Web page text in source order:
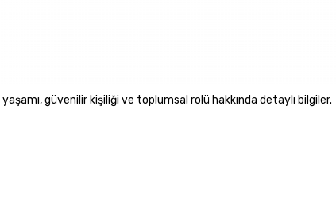
güvenilir kişiliği ve toplumsal rolü hakkında detaylı bilgiler.